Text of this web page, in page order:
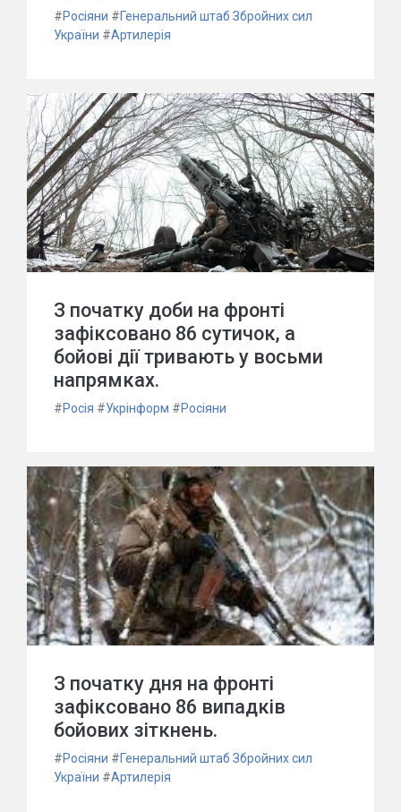
#Росіяни #Генеральний штаб Збройних сил
України #Артилерія
З початку доби на фронті
зафіксовано 86 сутичок, а
бойові дії тривають у восьми
напрямках.
#Росія #Укрінформ #Росіяни
З початку дня на фронті
зафіксовано 86 випадків
бойових зіткнень.
#Росіяни #Генеральний штаб Збройних сил
України #Артилерія